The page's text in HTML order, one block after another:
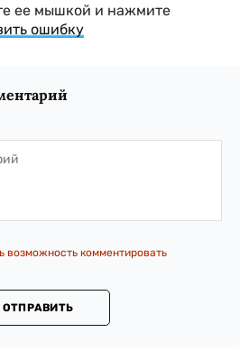
ее мышкой и нажмите
ошибку
возможность комментировать
ОТПРАВИТЬ